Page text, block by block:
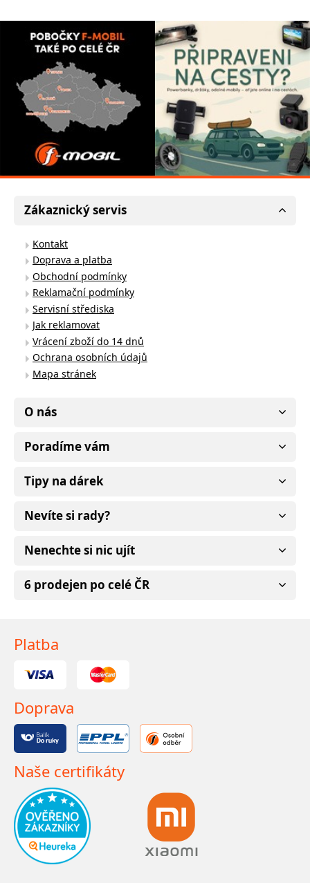
Zákaznický servis
Kontakt
Doprava a platba
Obchodní podmínky
Reklamační podmínky
Servisní střediska
Jak reklamovat
Vrácení zboží do 14 dnů
Ochrana osobních údajů
Mapa stránek
O nás
Poradíme vám
Tipy na dárek
Nevíte si rady?
Nenechte si nic ujít
6 prodejen po celé ČR
Platba
Doprava
Naše certifikáty